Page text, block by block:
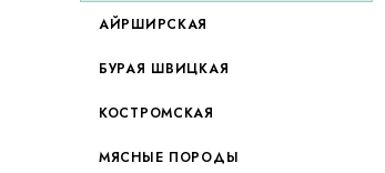
АЙРШИРСКАЯ
БУРАЯ ШВИЦКАЯ
КОСТРОМСКАЯ
МЯСНЫЕ ПОРОДЫ